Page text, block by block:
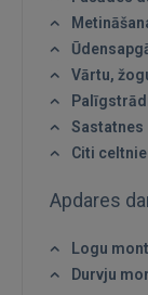
Vārtu,
Sastatnes
Citi
Apdares
Logu
Durvju